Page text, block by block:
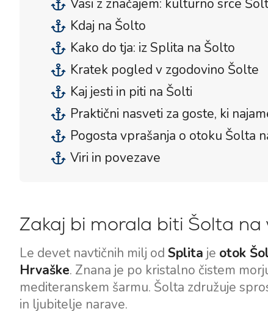
Vasi z značajem: kulturno srce
Kdaj na Šolto
Kako do tja: iz Splita na Šolto
Kratek pogled v zgodovino Šolte
Kaj jesti in piti na Šolti
Praktični nasveti za goste, ki
Pogosta vprašanja o otoku Šolta
Viri in povezave
Zakaj bi morala biti Šolta
Le devet navtičnih milj od Splita je otok
Hrvaške. Znana je po kristalno čistem
mediteranskem šarmu. Šolta združuje
in ljubitelje narave.